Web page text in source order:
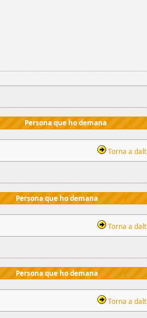
Persona que ho demana
Torna a dalt
Persona que ho demana
Torna a dalt
Persona que ho demana
Torna a dalt